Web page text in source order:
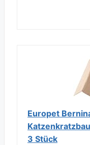
Europet
3 Stück